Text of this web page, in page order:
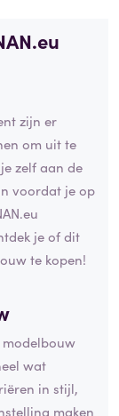
zijn er
om uit te
zelf aan de
voordat je op
je of dit
te kopen!
modelbouw
wat
in stijl,
maken